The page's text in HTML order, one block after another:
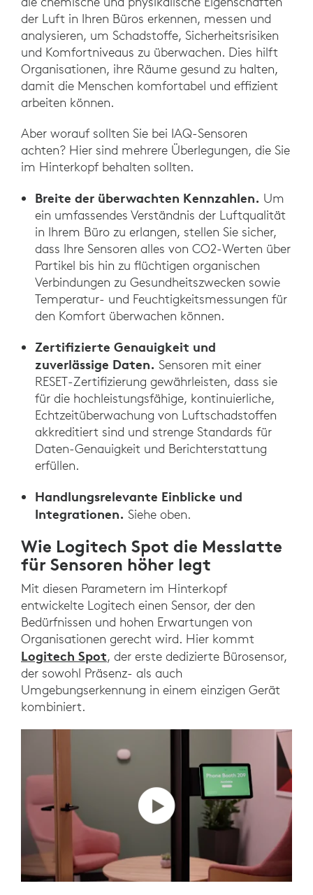
der Luft in Ihren Büros erkennen, messen und
analysieren, um Schadstoffe, Sicherheitsrisiken
und Komfortniveaus zu überwachen. Dies hilft
Organisationen, ihre Räume gesund zu halten,
damit die Menschen komfortabel und effizient
arbeiten können.
Aber worauf sollten Sie bei IAQ-Sensoren
achten? Hier sind mehrere Überlegungen, die Sie
im Hinterkopf behalten sollten.
Breite der überwachten Kennzahlen. Um
ein umfassendes Verständnis der Luftqualität
in Ihrem Büro zu erlangen, stellen Sie sicher,
dass Ihre Sensoren alles von CO2-Werten über
Partikel bis hin zu flüchtigen organischen
Verbindungen zu Gesundheitszwecken sowie
Temperatur- und Feuchtigkeitsmessungen für
den Komfort überwachen können.
Zertifizierte Genauigkeit und
zuverlässige Daten. Sensoren mit einer
RESET-Zertifizierung gewährleisten, dass sie
für die hochleistungsfähige, kontinuierliche,
Echtzeitüberwachung von Luftschadstoffen
akkreditiert sind und strenge Standards für
Daten-Genauigkeit und Berichterstattung
erfüllen.
Handlungsrelevante Einblicke und
Integrationen. Siehe oben.
Wie Logitech Spot die Messlatte
für Sensoren höher legt
Mit diesen Parametern im Hinterkopf
entwickelte Logitech einen Sensor, der den
Bedürfnissen und hohen Erwartungen von
Organisationen gerecht wird. Hier kommt
Logitech Spot, der erste dedizierte Bürosensor,
der sowohl Präsenz- als auch
Umgebungserkennung in einem einzigen Gerät
kombiniert.